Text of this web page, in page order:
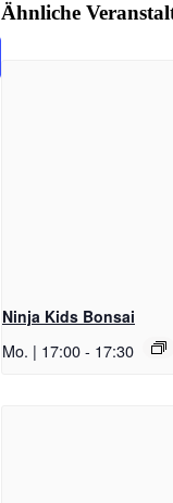
Ähnliche
Ninja Kids Bonsai
Mo. | 17:00- 17:30